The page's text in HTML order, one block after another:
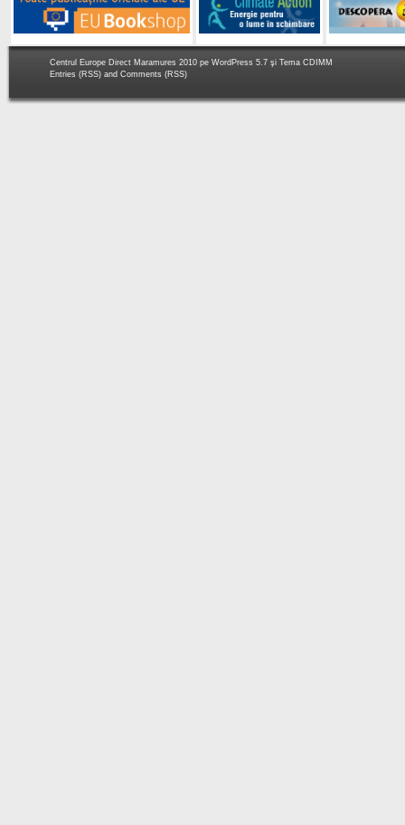
Centrul Europe Direct Maramures 2010 pe WordPress 5.7 şi Tema CDIMM
Entries (RSS) and Comments (RSS)